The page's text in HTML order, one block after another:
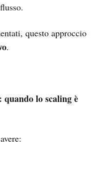
questo approccio
.
lo scaling è